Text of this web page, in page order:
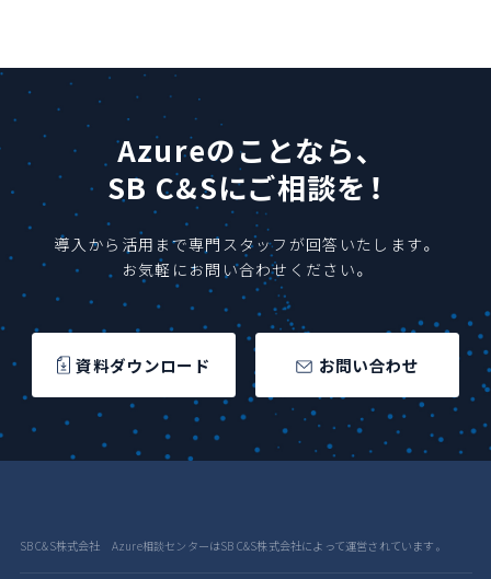
Azureのことなら、
SB C&Sにご相談を！
導入から活用まで専門スタッフが回答いたします。
お気軽にお問い合わせください。
資料ダウンロード お問い合わせ
SB C&S株式会社 Azure相談センターはSB C&S株式会社によって運営されています。